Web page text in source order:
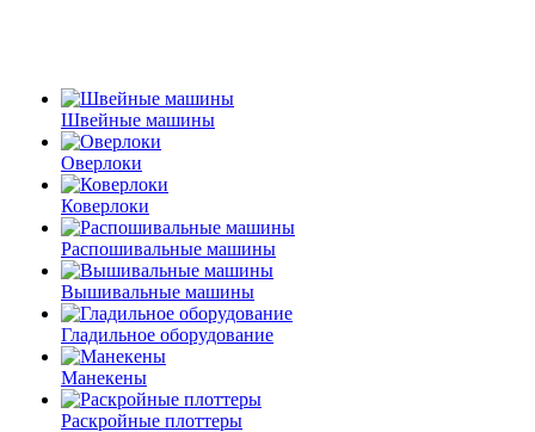
Швейные машины
Оверлоки
Коверлоки
Распошивальные машины
Вышивальные машины
Гладильное оборудование
Манекены
Раскройные плоттеры